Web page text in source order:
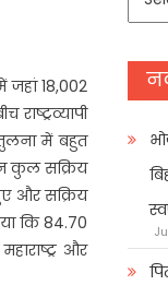
18,002
में बहुत
कुल सक्रिय
और सक्रिय
कि 84.70
और